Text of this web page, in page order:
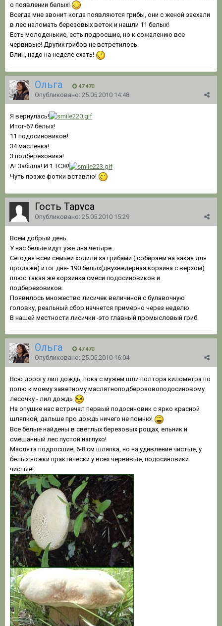
о появлении белых!
Всегда мне звонит когда появляются грибы, они с женой заехали
в лес наломать березовых веток и нашли 11 белых!
Есть молоденькие, есть подросшие, но к сожалению все
червивые! Других грибов не встретилось.
Блин, надо на неделе ехать!
Ольга 47 470
Опубликовано: 25.05.2010 14:48
Я вернулась!
Итог-67 белых!
11 подосиновиков!
34 масленка!
3 подберезовика!
А! Забыла! И 1 ТСЖ!
Чуть позже фотки вставлю!
Гость Таруса
Опубликовано: 25.05.2010 15:29
Всем добрый день.
У нас белые идут уже дня четыре.
Сегодня всей семьей ходили за грибами ( собираем на заказ для
продажи) итог дня- 190 белых(двухведерная корзина с верхом)
плюс такая же корзинка смеси подосиновиков и
подберезовиков.
Появилось множество лисичек величиной с булавочную
головку, реальный сбор начнется примерно через неделю.
В нашей местности лисички -это главный промысловый гриб.
Ольга 47 470
Опубликовано: 25.05.2010 16:04
Всю дорогу лил дождь, пока с мужем шли полтора километра по
полю к моему заветному маслятноподберозовоподосиновому
лесочку - лил дождь
На опушке нас встречал первый подосиновик с ярко красной
шляпкой, дальше про дождь ничего не помню!
Все белые найдены в светлых березовых рощах, ельник и
смешанный лес пустой наглухо!
Маслята подросшие, 6-8 см шляпка, но на удивление чистые, у
белых ножки практически у всех червивые, подосиновики
чистые!